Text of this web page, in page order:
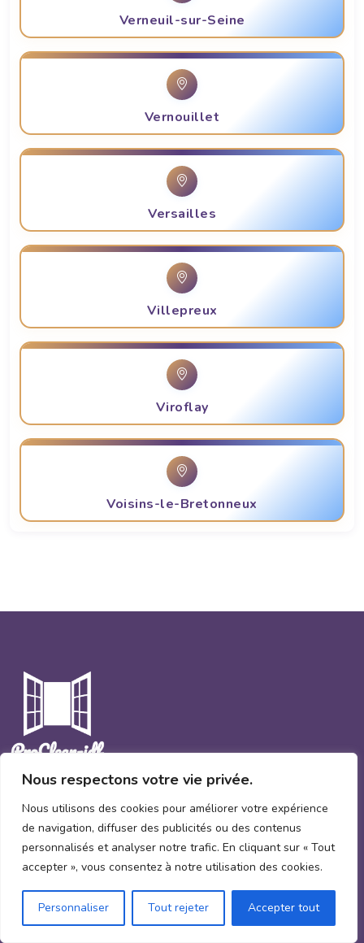
Nous respectons votre vie privée.
Nous utilisons des cookies pour améliorer votre expérience
de navigation, diffuser des publicités ou des contenus
personnalisés et analyser notre trafic. En cliquant sur « Tout
accepter », vous consentez à notre utilisation des cookies.
Personnaliser Tout rejeter Accepter tout
Verneuil-sur-Seine
Vernouillet
Versailles
Villepreux
Viroflay
Voisins-le-Bretonneux
Demande un devis
Menu
Accueil